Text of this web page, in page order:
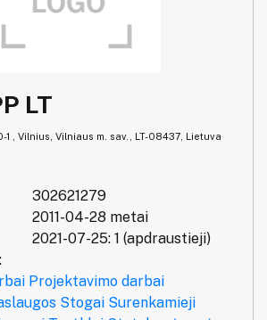
LT
1 , Vilnius, Vilniaus m. sav., LT-08437, Lietuva
302621279
2011-04-28 metai
2021-07-25: 1 (apdraustieji)
Projektavimo darbai
Stogai Surenkamieji